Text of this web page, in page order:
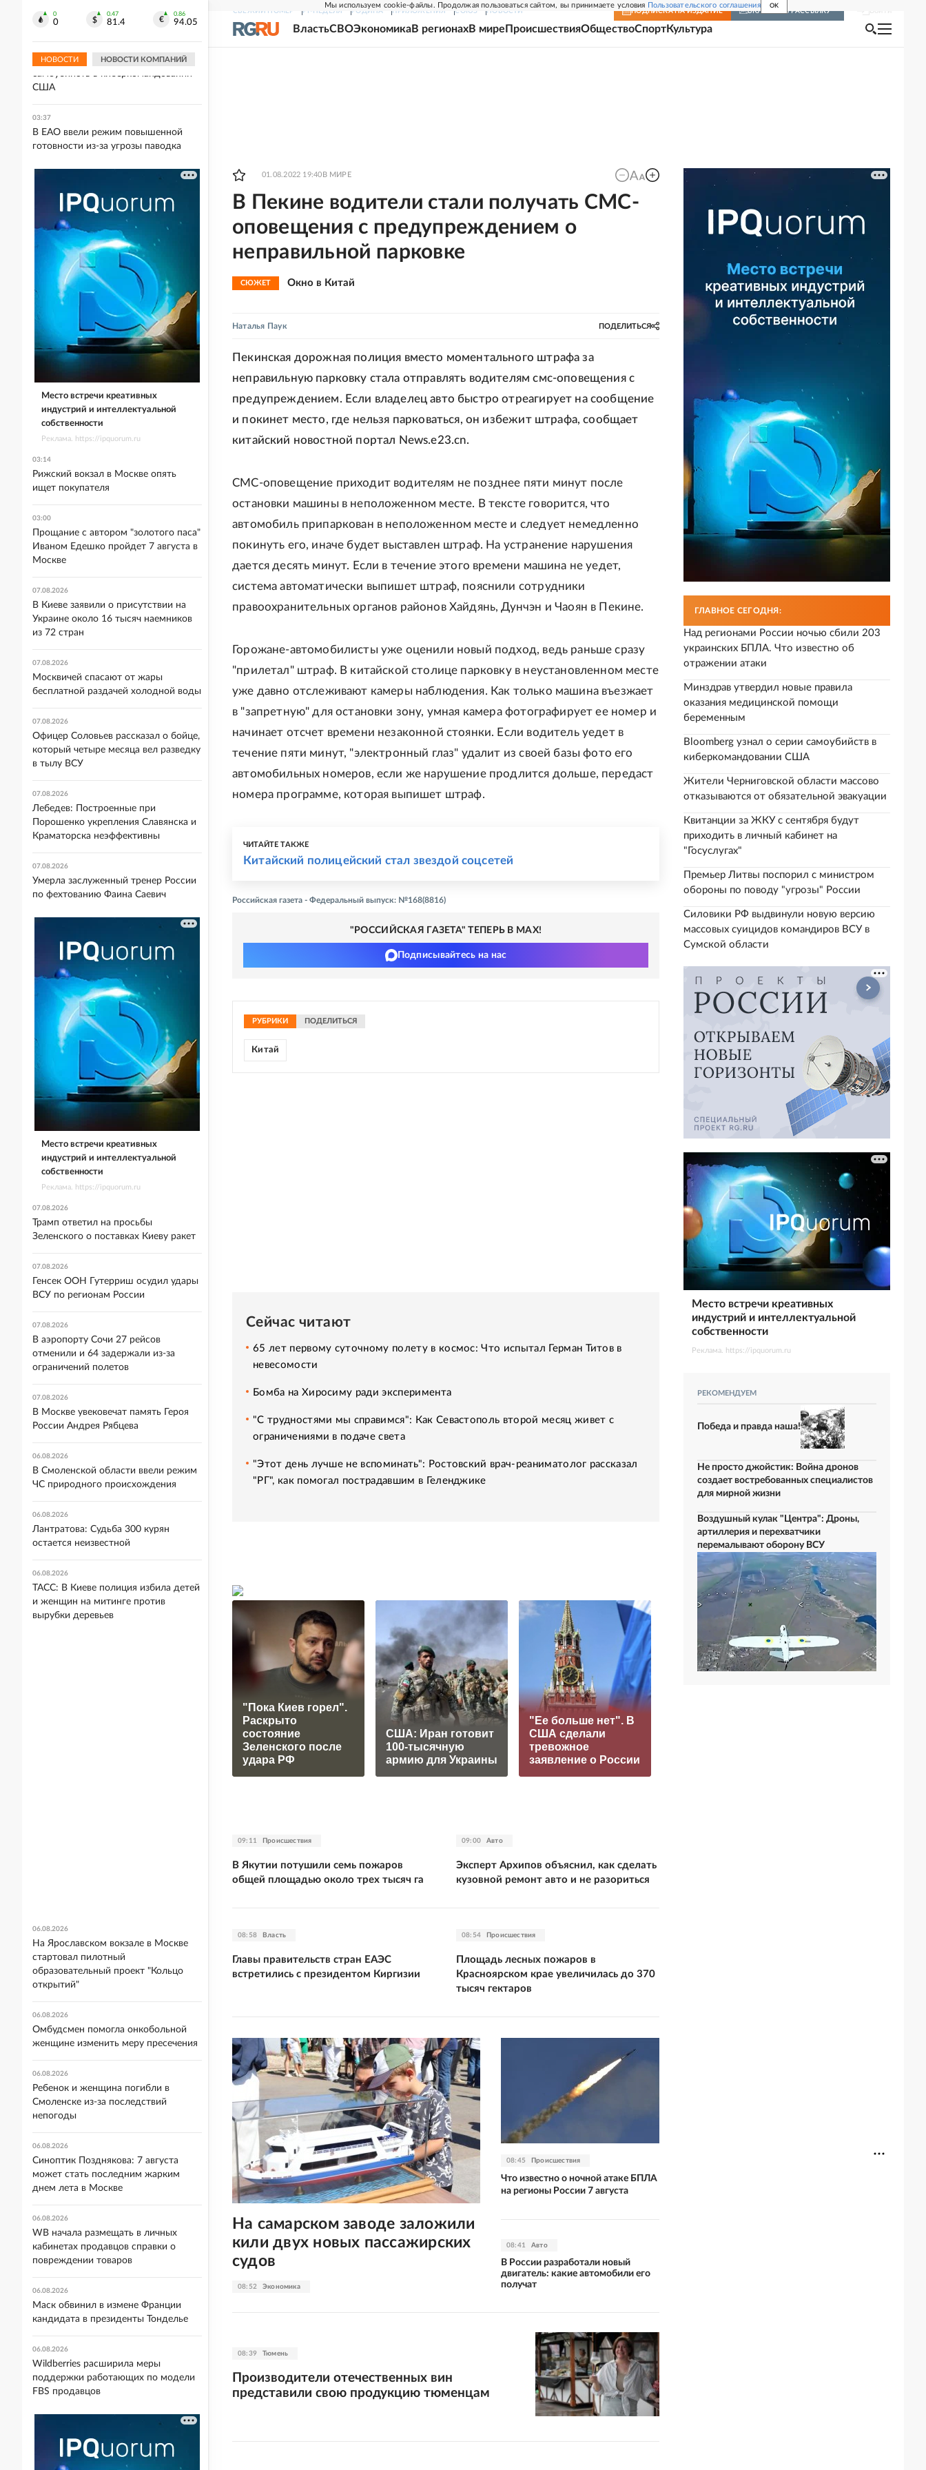
Мы используем cookie-файлы. Продолжая пользоваться сайтом, вы принимаете условия Пользовательского соглашения OK
СВЕЖИЙ НОМЕР РГ-НЕДЕЛЯ РОДИНА ПРИЛОЖЕНИЯ СОЮЗ НОВОСТИ ПОДПИСКА НА ИЗДАНИЕ ВКЛЮЧИТЬ РАССЫЛКУ
ВластьСВОЭкономикаВ регионахВ мире ПроисшествияОбществоСпортКультура
01.08.2022 19:40 В МИРЕ
В Пекине водители стали получать СМС-
оповещения с предупреждением о
неправильной парковке
СЮЖЕТ Окно в Китай
Наталья Паук ПОДЕЛИТЬСЯ
Пекинская дорожная полиция вместо моментального штрафа за
неправильную парковку стала отправлять водителям смс-оповещения с
предупреждением. Если владелец авто быстро отреагирует на сообщение
и покинет место, где нельзя парковаться, он избежит штрафа, сообщает
китайский новостной портал News.e23.cn.
СМС-оповещение приходит водителям не позднее пяти минут после
остановки машины в неположенном месте. В тексте говорится, что
автомобиль припаркован в неположенном месте и следует немедленно
покинуть его, иначе будет выставлен штраф. На устранение нарушения
дается десять минут. Если в течение этого времени машина не уедет,
система автоматически выпишет штраф, пояснили сотрудники
правоохранительных органов районов Хайдянь, Дунчэн и Чаоян в Пекине.
Горожане-автомобилисты уже оценили новый подход, ведь раньше сразу
"прилетал" штраф. В китайской столице парковку в неустановленном месте
уже давно отслеживают камеры наблюдения. Как только машина въезжает
в "запретную" для остановки зону, умная камера фотографирует ее номер и
начинает отсчет времени незаконной стоянки. Если водитель уедет в
течение пяти минут, "электронный глаз" удалит из своей базы фото его
автомобильных номеров, если же нарушение продлится дольше, передаст
номера программе, которая выпишет штраф.
ЧИТАЙТЕ ТАКЖЕ
Китайский полицейский стал звездой соцсетей
Российская газета - Федеральный выпуск: №168(8816)
"РОССИЙСКАЯ ГАЗЕТА" ТЕПЕРЬ В MAX!
Подписывайтесь на нас
РУБРИКИ ПОДЕЛИТЬСЯ
Китай
Сейчас читают
65 лет первому суточному полету в космос: Что испытал Герман Титов в
невесомости
Бомба на Хиросиму ради эксперимента
"С трудностями мы справимся": Как Севастополь второй месяц живет с
ограничениями в подаче света
"Этот день лучше не вспоминать": Ростовский врач-реаниматолог рассказал
"РГ", как помогал пострадавшим в Геленджике
"Пока Киев горел".
Раскрыто
состояние
Зеленского после
удара РФ
США: Иран готовит
100-тысячную
армию для Украины
"Ее больше нет". В
США сделали
тревожное
заявление о России
09:11 Происшествия
В Якутии потушили семь пожаров
общей площадью около трех тысяч га
09:00 Авто
Эксперт Архипов объяснил, как сделать
кузовной ремонт авто и не разориться
08:58 Власть
Главы правительств стран ЕАЭС
встретились с президентом Киргизии
08:54 Происшествия
Площадь лесных пожаров в
Красноярском крае увеличилась до 370
тысяч гектаров
08:52 Экономика
На самарском заводе заложили
кили двух новых пассажирских
судов
08:45 Происшествия
Что известно о ночной атаке БПЛА
на регионы России 7 августа
08:41 Авто
В России разработали новый
двигатель: какие автомобили его
получат
08:39 Тюмень
Производители отечественных вин
представили свою продукцию тюменцам
ГЛАВНОЕ СЕГОДНЯ:
Над регионами России ночью сбили 203
украинских БПЛА. Что известно об
отражении атаки
Минздрав утвердил новые правила
оказания медицинской помощи
беременным
Bloomberg узнал о серии самоубийств в
киберкомандовании США
Жители Черниговской области массово
отказываются от обязательной эвакуации
Квитанции за ЖКУ с сентября будут
приходить в личный кабинет на
"Госуслугах"
Премьер Литвы поспорил с министром
обороны по поводу "угрозы" России
Силовики РФ выдвинули новую версию
массовых суицидов командиров ВСУ в
Сумской области
Место встречи креативных
индустрий и интеллектуальной
собственности
Реклама. https://ipquorum.ru
РЕКОМЕНДУЕМ
Победа и правда наша!
Не просто джойстик: Война дронов
создает востребованных специалистов
для мирной жизни
Воздушный кулак "Центра": Дроны,
артиллерия и перехватчики
перемалывают оборону ВСУ
0
0
0.47
81.4
0.86
94.05
НОВОСТИ НОВОСТИ КОМПАНИЙ
ПВО
Bloomberg узнал о серии
самоубийств в киберкомандовании
США
03:37
В ЕАО ввели режим повышенной
готовности из-за угрозы паводка
Место встречи креативных
индустрий и интеллектуальной
собственности
Реклама. https://ipquorum.ru
03:14
Рижский вокзал в Москве опять
ищет покупателя
03:00
Прощание с автором "золотого паса"
Иваном Едешко пройдет 7 августа в
Москве
07.08.2026
В Киеве заявили о присутствии на
Украине около 16 тысяч наемников
из 72 стран
07.08.2026
Москвичей спасают от жары
бесплатной раздачей холодной воды
07.08.2026
Офицер Соловьев рассказал о бойце,
который четыре месяца вел разведку
в тылу ВСУ
07.08.2026
Лебедев: Построенные при
Порошенко укрепления Славянска и
Краматорска неэффективны
07.08.2026
Умерла заслуженный тренер России
по фехтованию Фаина Саевич
Место встречи креативных
индустрий и интеллектуальной
собственности
Реклама. https://ipquorum.ru
07.08.2026
Трамп ответил на просьбы
Зеленского о поставках Киеву ракет
07.08.2026
Генсек ООН Гутерриш осудил удары
ВСУ по регионам России
07.08.2026
В аэропорту Сочи 27 рейсов
отменили и 64 задержали из-за
ограничений полетов
07.08.2026
В Москве увековечат память Героя
России Андрея Рябцева
06.08.2026
В Смоленской области ввели режим
ЧС природного происхождения
06.08.2026
Лантратова: Судьба 300 курян
остается неизвестной
06.08.2026
ТАСС: В Киеве полиция избила детей
и женщин на митинге против
вырубки деревьев
06.08.2026
На Ярославском вокзале в Москве
стартовал пилотный
образовательный проект "Кольцо
открытий"
06.08.2026
Омбудсмен помогла онкобольной
женщине изменить меру пресечения
06.08.2026
Ребенок и женщина погибли в
Смоленске из-за последствий
непогоды
06.08.2026
Синоптик Позднякова: 7 августа
может стать последним жарким
днем лета в Москве
06.08.2026
WB начала размещать в личных
кабинетах продавцов справки о
повреждении товаров
06.08.2026
Маск обвинил в измене Франции
кандидата в президенты Тонделье
06.08.2026
Wildberries расширила меры
поддержки работающих по модели
FBS продавцов